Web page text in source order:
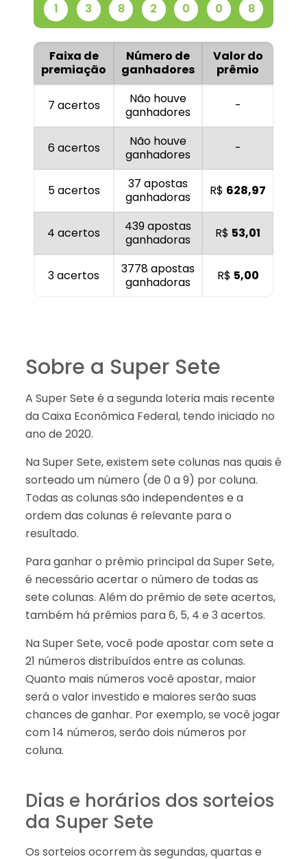
1
3 8 2 0 0 8
Faixa de
premiação
Número de
ganhadores
Valor do
prêmio
7 acertos
Não houve
ganhadores
-
6 acertos
Não houve
ganhadores
-
5 acertos
37 apostas
ganhadoras
R$ 628,97
4 acertos
439 apostas
ganhadoras
R$ 53,01
3 acertos
3778 apostas
ganhadoras
R$ 5,00
Sobre a Super Sete
A Super Sete é a segunda loteria mais recente
da Caixa Econômica Federal, tendo iniciado no
ano de 2020.
Na Super Sete, existem sete colunas nas quais é
sorteado um número (de 0 a 9) por coluna.
Todas as colunas são independentes e a
ordem das colunas é relevante para o
resultado.
Para ganhar o prêmio principal da Super Sete,
é necessário acertar o número de todas as
sete colunas. Além do prêmio de sete acertos,
também há prêmios para 6, 5, 4 e 3 acertos.
Na Super Sete, você pode apostar com sete a
21 números distribuídos entre as colunas.
Quanto mais números você apostar, maior
será o valor investido e maiores serão suas
chances de ganhar. Por exemplo, se você jogar
com 14 números, serão dois números por
coluna.
Dias e horários dos sorteios
da Super Sete
Os sorteios ocorrem às segundas, quartas e